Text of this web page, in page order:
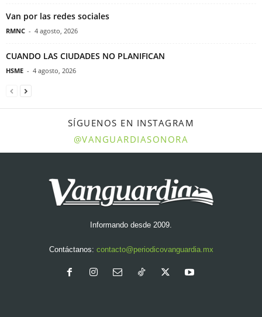
Van por las redes sociales
RMNC - 4 agosto, 2026
CUANDO LAS CIUDADES NO PLANIFICAN
HSME - 4 agosto, 2026
SÍGUENOS EN INSTAGRAM
@VANGUARDIASONORA
Informando desde 2009.
Contáctanos: contacto@periodicovanguardia.mx